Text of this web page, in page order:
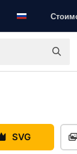
SVG